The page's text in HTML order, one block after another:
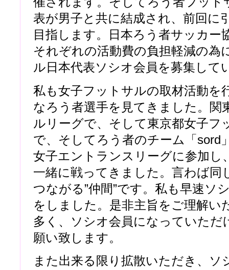
表が男子と共に結成され、前回に
目指します。日本ろう者サッカー
それぞれの活動費の負担軽減の為
ル日本代表ソシオ会員を募集して
私も女子フットサルの取材活動を
なろう者選手を見てきました。関
ルリーグで、そして東京都女子フ
で、そしてろう者のチーム「sord
女子エントランスリーグに参加し
一緒に戦ってきました。言わば同
つながる”仲間”です。私も早速ソ
をしました。是非主旨をご理解い
多く、ソシオ会員になっていただ
願い致します。
また出来る限り拡散いただき、ソ